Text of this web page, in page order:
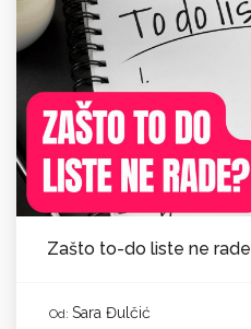
Zašto to-do liste ne rade
Od: Sara Đulčić